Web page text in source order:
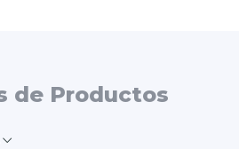
de Productos